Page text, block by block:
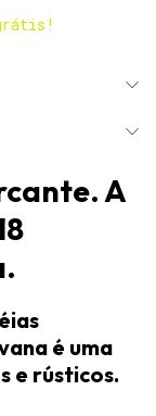
A
é uma
e rústicos.